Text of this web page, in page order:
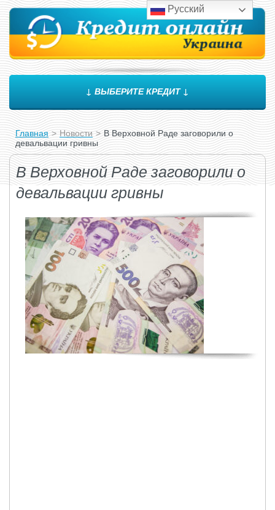
↓ ВЫБЕРИТЕ КРЕДИТ ↓
Главная > Новости > В Верховной Раде заговорили о
девальвации гривны
В Верховной Раде заговорили о
девальвации гривны
Русский